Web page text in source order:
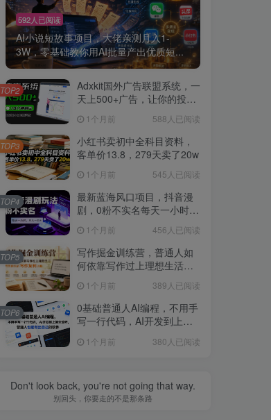
592人已阅读
AI小说短故事项目，大佬亲测月入1-
3W，零基础教你用AI批量产出优质短...
Adxkit国外广告联盟系统，一
天上500+广告，让你的投放
1个月前 588人已阅读
TOP2
小红书卖初中全科目资料，
客单价13.8，279天卖了20w
1个月前 545人已阅读
TOP3
最新蓝海风口项目，抖音漫
剧，0粉不实名每天一小时，
1个月前 456人已阅读
TOP4
写作掘金训练营，普通人如
何依靠写作过上理想生活，
（更新6月）
1个月前 389人已阅读
TOP5
0基础普通人AI编程，不用手
写一行代码，AI开发到上架
己的软件
1个月前 380人已阅读
TOP6
Don't look back, you're not going that way.
别回头，你要走的不是那条路